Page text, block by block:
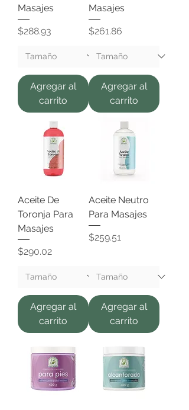
Masajes
Precio
$288.93
Agregar al
carrito
Masajes
Precio
$261.86
Agregar al
carrito
Aceite De
Toronja Para
Masajes
Precio
$290.02
Agregar al
carrito
Aceite Neutro
Para Masajes
Precio
$259.51
Agregar al
carrito